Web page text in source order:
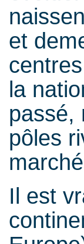
et
la
passé,
pôles
Il est